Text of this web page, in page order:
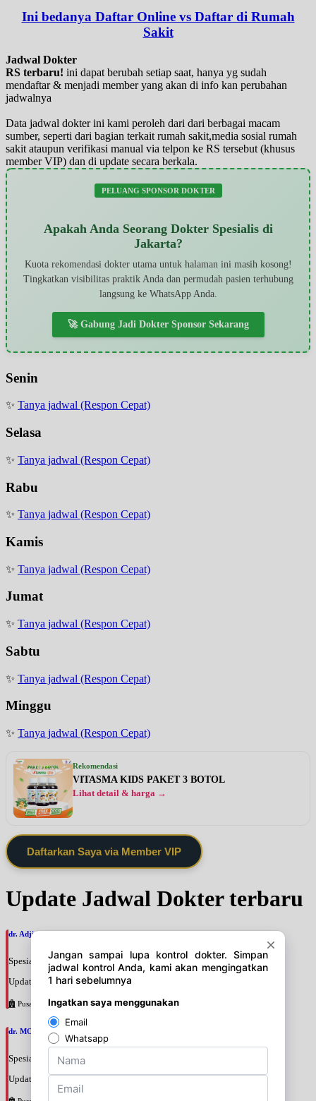
Ini bedanya Daftar Online vs Daftar di Rumah
Sakit
Jadwal Dokter
RS terbaru! ini dapat berubah setiap saat, hanya yg sudah
mendaftar & menjadi member yang akan di info kan perubahan
jadwalnya
Data jadwal dokter ini kami peroleh dari dari berbagai macam
sumber, seperti dari bagian terkait rumah sakit,media sosial rumah
sakit ataupun verifikasi manual via telpon ke RS tersebut (khusus
member VIP) dan di update secara berkala.
PELUANG SPONSOR DOKTER
Apakah Anda Seorang Dokter Spesialis di
Jakarta?
Kuota rekomendasi dokter utama untuk halaman ini masih kosong!
Tingkatkan visibilitas praktik Anda dan permudah pasien terhubung
langsung ke WhatsApp Anda.
🚀 Gabung Jadi Dokter Sponsor Sekarang
Senin
✨ Tanya jadwal (Respon Cepat)
Selasa
✨ Tanya jadwal (Respon Cepat)
Rabu
✨ Tanya jadwal (Respon Cepat)
Kamis
✨ Tanya jadwal (Respon Cepat)
Jumat
✨ Tanya jadwal (Respon Cepat)
Sabtu
✨ Tanya jadwal (Respon Cepat)
Minggu
✨ Tanya jadwal (Respon Cepat)
Rekomendasi
VITASMA KIDS PAKET 3 BOTOL
Lihat detail & harga →
Daftarkan Saya via Member VIP
Update Jadwal Dokter terbaru
dr. Adji Suprajitno, SpPD
Spesialis: Penyakit Dalam
Update terakhir: 2026-08-07 20:37:59
Pusat Pertamina
dr. MOCHAMAD PASHA, SpPD
Spesialis: Penyakit Dalam
Update terakhir: 2026-08-07 20:35:45